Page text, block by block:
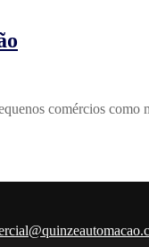
comércios